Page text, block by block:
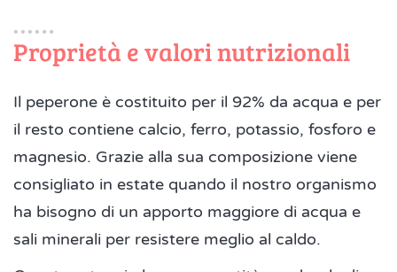
Proprietà e valori nutrizionali
Il peperone è costituito per il 92% da acqua e per
il resto contiene calcio, ferro, potassio, fosforo e
magnesio. Grazie alla sua composizione viene
consigliato in estate quando il nostro organismo
ha bisogno di un apporto maggiore di acqua e
sali minerali per resistere meglio al caldo.